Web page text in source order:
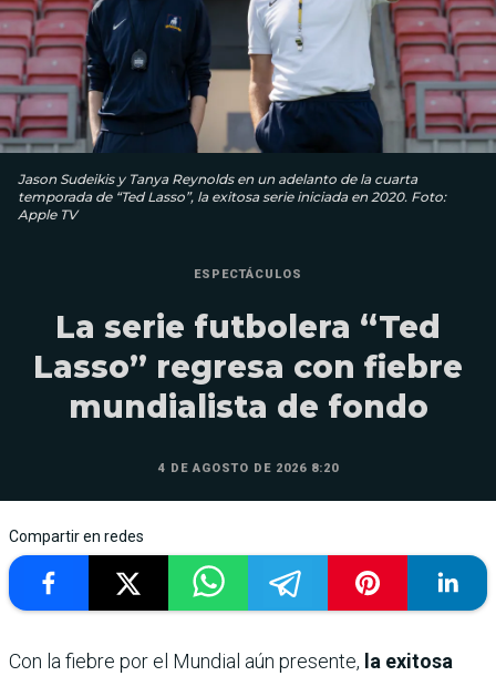
Jason Sudeikis y Tanya Reynolds en un adelanto de la cuarta
temporada de “Ted Lasso”, la exitosa serie iniciada en 2020. Foto:
Apple TV
ESPECTÁCULOS
La serie futbolera “Ted
Lasso” regresa con fiebre
mundialista de fondo
4 DE AGOSTO DE 2026 8:20
Compartir en redes
Con la fiebre por el Mundial aún presente, la exitosa